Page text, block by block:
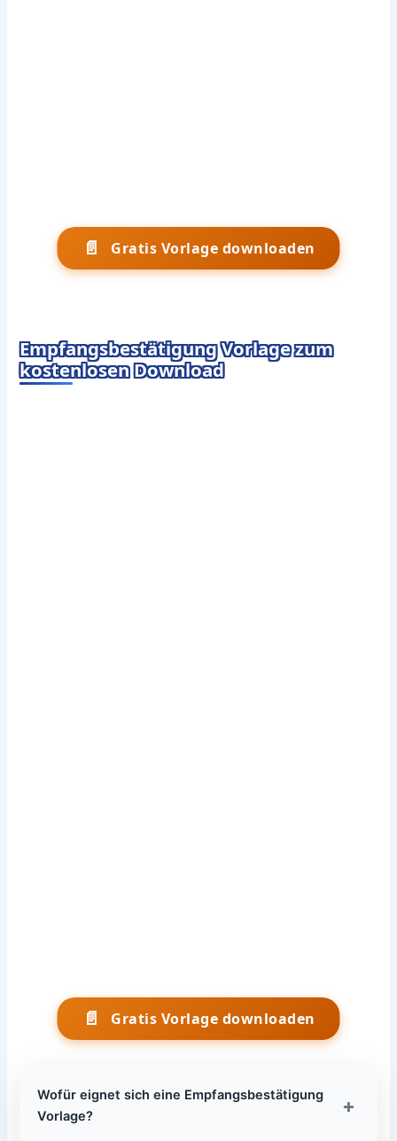
📄 Gratis Vorlage downloaden
Empfangsbestätigung Vorlage zum
kostenlosen Download
📄 Gratis Vorlage downloaden
Wofür eignet sich eine Empfangsbestätigung
Vorlage?
+